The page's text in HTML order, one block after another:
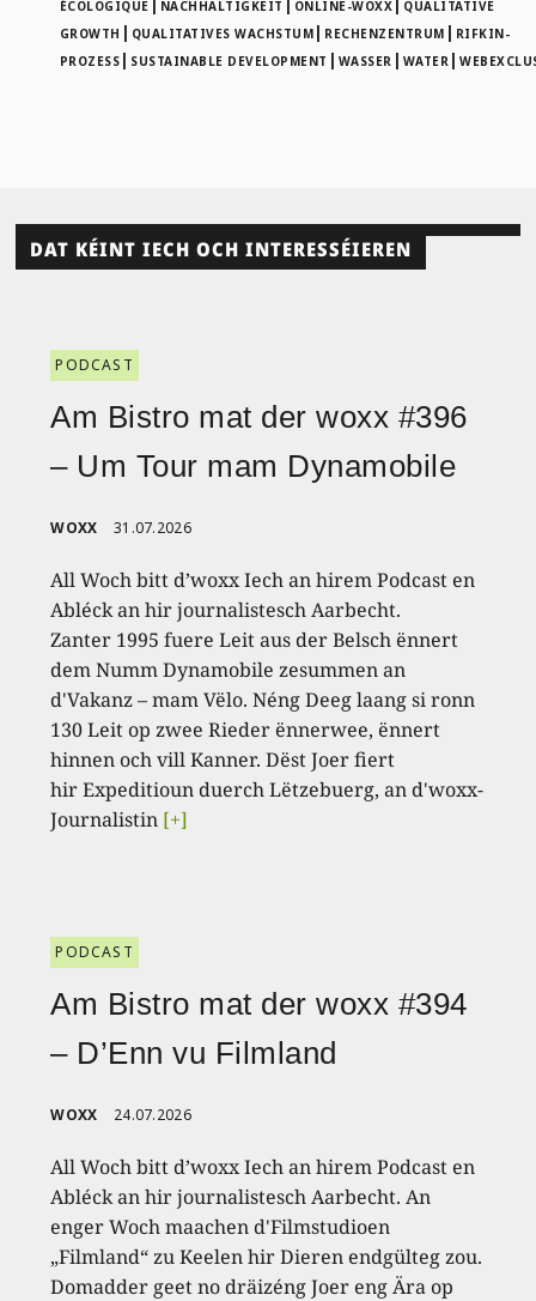
ÉCOLOGIQUE NACHHALTIGKEIT ONLINE-WOXX
QUALITATIVE
GROWTH | QUALITATIVES WACHSTUM | RECHENZENTRUM | RIFKIN-
PROZESS | SUSTAINABLE DEVELOPMENT | WASSER | WATER |
DAT KÉINT IECH OCH INTERESSÉIEREN
PODCAST
Am Bistro mat der woxx #396
– Um Tour mam Dynamobile
WOXX 31.07.2026
All Woch bitt d’woxx Iech an hirem Podcast en
Abléck an hir journalistesch Aarbecht.
Zanter 1995 fuere Leit aus der Belsch ënnert
dem Numm Dynamobile zesummen an
d'Vakanz – mam Vëlo. Néng Deeg laang si ronn
130 Leit op zwee Rieder ënnerwee, ënnert
hinnen och vill Kanner. Dëst Joer fiert
hir Expeditioun duerch Lëtzebuerg, an d'woxx-
Journalistin [+]
PODCAST
Am Bistro mat der woxx #394
– D’Enn vu Filmland
WOXX 24.07.2026
All Woch bitt d’woxx Iech an hirem Podcast en
Abléck an hir journalistesch Aarbecht. An
enger Woch maachen d'Filmstudioen
„Filmland“ zu Keelen hir Dieren endgülteg zou.
Domadder geet no dräizéng Joer eng Ära op